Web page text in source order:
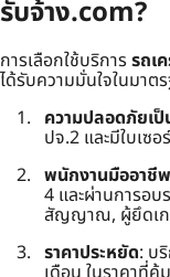
รับจ้าง.com?
การเลือกใช้บริการรถเ
ได้รับความมั่นใจในมาต
ความปลอดภัยเป็
ปจ.2 และมีใบเซ
พนักงานมืออาชีพ
4 และผ่านการอ
สัญญาณ, ผู้ยึดเก
ราคาประหยัด: บ